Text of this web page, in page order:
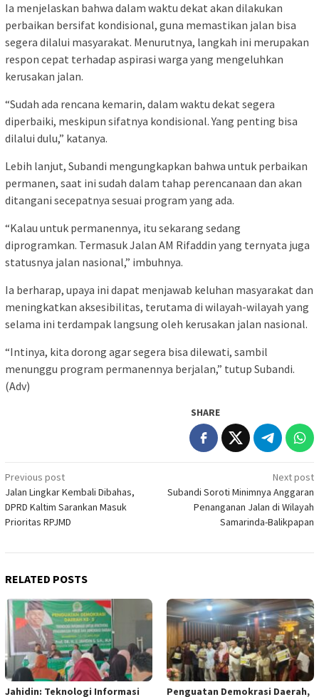
Ia menjelaskan bahwa dalam waktu dekat akan dilakukan
perbaikan bersifat kondisional, guna memastikan jalan bisa
segera dilalui masyarakat. Menurutnya, langkah ini merupakan
respon cepat terhadap aspirasi warga yang mengeluhkan
kerusakan jalan.
“Sudah ada rencana kemarin, dalam waktu dekat segera
diperbaiki, meskipun sifatnya kondisional. Yang penting bisa
dilalui dulu,” katanya.
Lebih lanjut, Subandi mengungkapkan bahwa untuk perbaikan
permanen, saat ini sudah dalam tahap perencanaan dan akan
ditangani secepatnya sesuai program yang ada.
“Kalau untuk permanennya, itu sekarang sedang
diprogramkan. Termasuk Jalan AM Rifaddin yang ternyata juga
statusnya jalan nasional,” imbuhnya.
Ia berharap, upaya ini dapat menjawab keluhan masyarakat dan
meningkatkan aksesibilitas, terutama di wilayah-wilayah yang
selama ini terdampak langsung oleh kerusakan jalan nasional.
“Intinya, kita dorong agar segera bisa dilewati, sambil
menunggu program permanennya berjalan,” tutup Subandi.
(Adv)
SHARE
Post
navigation
Previous post
Jalan Lingkar Kembali Dibahas,
DPRD Kaltim Sarankan Masuk
Prioritas RPJMD
Next post
Subandi Soroti Minimnya Anggaran
Penanganan Jalan di Wilayah
Samarinda-Balikpapan
RELATED POSTS
Jahidin: Teknologi Informasi Penguatan Demokrasi Daerah,